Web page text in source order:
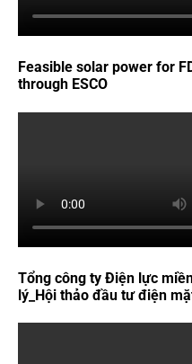
Feasible solar power for
through ESCO
Tổng công ty Điện lực
lý_Hội thảo đầu tư điện